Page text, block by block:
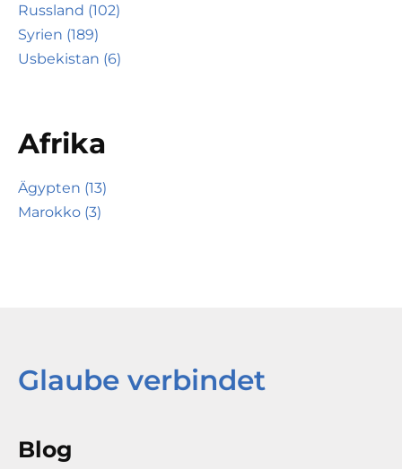
Russland (102)
Syrien (189)
Usbekistan (6)
Afrika
Ägypten (13)
Marokko (3)
Glaube verbindet
Blog